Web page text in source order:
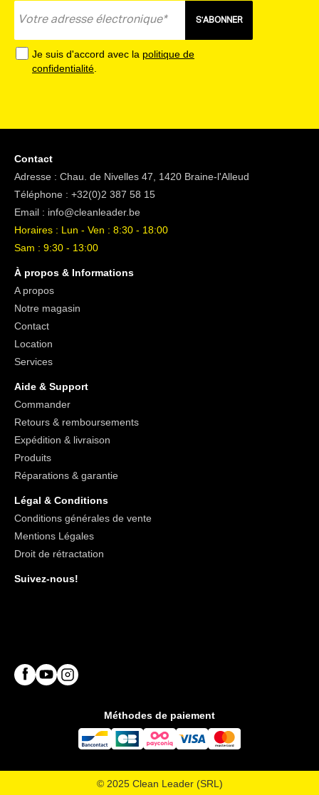
S'ABONNER
Je suis d'accord avec la politique de
confidentialité
Contact
Adresse : Chau. de Nivelles 47, 1420 Braine-l'Alleud
Téléphone : +32(0)2 387 58 15
Email : info@cleanleader.be
Horaires : Lun - Ven : 8:30 - 18:00
Sam : 9:30 - 13:00
À propos & Informations
A propos
Notre magasin
Contact
Location
Services
Aide & Support
Commander
Retours & remboursements
Expédition & livraison
Produits
Réparations & garantie
Légal & Conditions
Conditions générales de vente
Mentions Légales
Droit de rétractation
Suivez-nous!
Méthodes de paiement
© 2025 Clean Leader (SRL)